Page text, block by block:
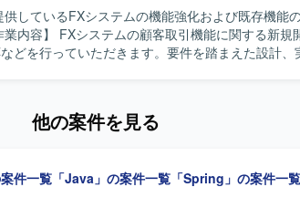
供しているFXシステムの機能強化および既存機能
どを行っていただきます。要件を踏まえた設計、
ができる方ですと望ましいです。 【ポジションの魅
きます。 【開発環境】 JavaおよびSQLを中
タベースやLinux環境上での開発・運用を行って
他の案件を見る
件一覧 「Java」の案件一覧 「Spring」の案件一覧